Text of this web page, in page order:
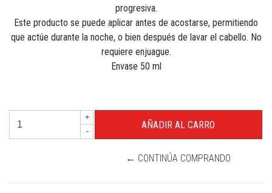
progresiva.
Este producto se puede aplicar antes de acostarse, permitiendo
que actúe durante la noche, o bien después de lavar el cabello. No
requiere enjuague.
Envase 50 ml
+
-
← CONTINÚA COMPRANDO